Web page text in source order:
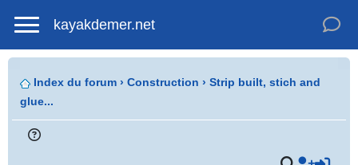
kayakdemer.net
Index du forum › Construction › Strip built, stich and
glue...